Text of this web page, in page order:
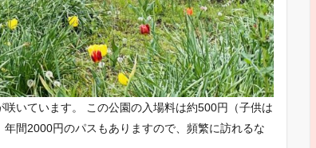
いています。 この公園の入場料は約500円（子供は
間2000円のパスもありますので、頻繁に訪れるな